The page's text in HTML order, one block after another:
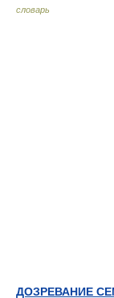
словарь
ДОЗРЕВАНИЕ